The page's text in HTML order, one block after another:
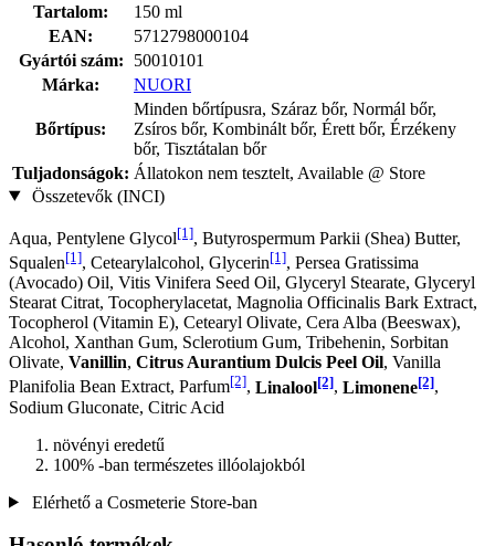
Tartalom:
150 ml
EAN:
5712798000104
Gyártói szám:
50010101
Márka:
NUORI
Bőrtípus:
Minden bőrtípusra, Száraz bőr, Normál bőr,
Zsíros bőr, Kombinált bőr, Érett bőr, Érzékeny
bőr, Tisztátalan bőr
Tuljadonságok: Állatokon nem tesztelt, Available @ Store
Összetevők (INCI)
Aqua, Pentylene Glycol[1], Butyrospermum Parkii (Shea) Butter,
Squalen[1], Cetearylalcohol, Glycerin[1], Persea Gratissima
(Avocado) Oil, Vitis Vinifera Seed Oil, Glyceryl Stearate, Glyceryl
Stearat Citrat, Tocopherylacetat, Magnolia Officinalis Bark Extract,
Tocopherol (Vitamin E), Cetearyl Olivate, Cera Alba (Beeswax),
Alcohol, Xanthan Gum, Sclerotium Gum, Tribehenin, Sorbitan
Olivate, Vanillin, Citrus Aurantium Dulcis Peel Oil, Vanilla
Planifolia Bean Extract, Parfum[2], Linalool[2], Limonene[2],
Sodium Gluconate, Citric Acid
növényi eredetű
100% -ban természetes illóolajokból
Elérhető a Cosmeterie Store-ban